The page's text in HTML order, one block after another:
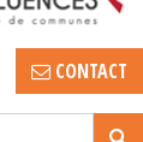
CONTACT